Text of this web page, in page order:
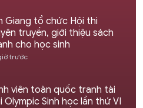
Giang tổ chức Hội thi
truyền, giới thiệu sách
cho học sinh
trước
viên toàn quốc tranh tài
Olympic Sinh học lần thứ VI